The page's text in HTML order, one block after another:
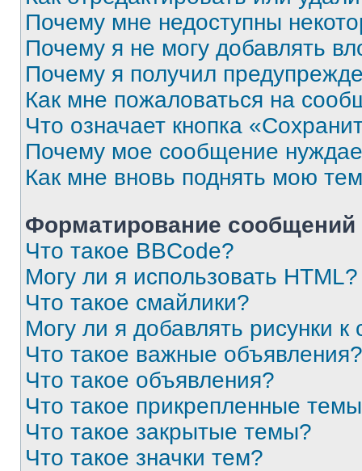
Почему мне недоступны
Почему я не могу добавлять
Почему я получил
Как мне пожаловаться на
Что означает кнопка
Почему мое сообщение
Как мне вновь поднять мою
Форматирование
Что такое BBCode?
Могу ли я использовать HTML?
Что такое смайлики?
Могу ли я добавлять рисунки
Что такое важные объявления?
Что такое объявления?
Что такое прикрепленные
Что такое закрытые темы?
Что такое значки тем?